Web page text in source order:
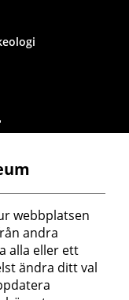
webbplatsen
andra
alla eller ett
ändra ditt val